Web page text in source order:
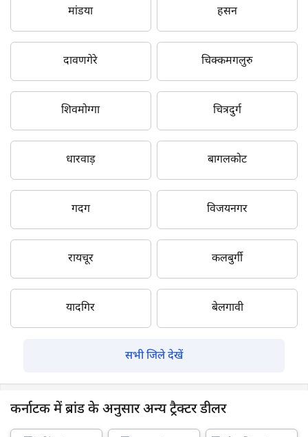
मांडया हसन
दावणगेरे चिक्कमगलुरु
शिवमोग्गा चित्रदुर्ग
धारवाड़ बागलकोट
गदग विजयनगर
रायचूर कलबुर्गी
यादगिर बेलगावी
सभी जिले देखें
कर्नाटक में ब्रांड के अनुसार अन्य ट्रैक्टर डीलर